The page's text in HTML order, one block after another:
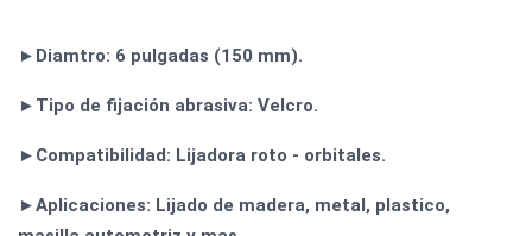
►Diamtro: 6 pulgadas (150 mm).
►Tipo de fijación abrasiva: Velcro.
►Compatibilidad: Lijadora roto - orbitales.
►Aplicaciones: Lijado de madera, metal, plastico,